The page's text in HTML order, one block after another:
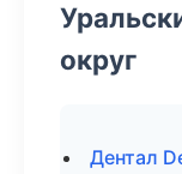
округ
Дентал